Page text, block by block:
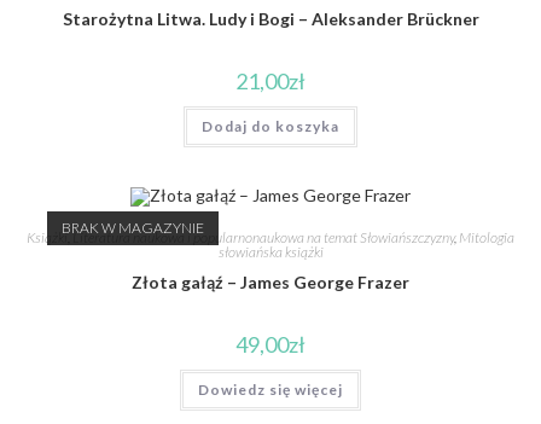
Starożytna Litwa. Ludy i Bogi – Aleksander Brückner
21,00zł
Dodaj do koszyka
BRAK W MAGAZYNIE
Książki,Literatura naukowa i popularnonaukowa na temat Słowiańszczyzny, Mitologia
słowiańska książki
Złota gałąź – James George Frazer
49,00zł
Dowiedz się więcej